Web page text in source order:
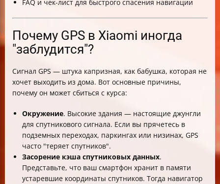
FAQ и чек-лист для быстрого спасения навигации
Почему GPS в Xiaomi иногда
"заблудится"?
Сигнал GPS — штука капризная, как бабушка, которая не
хочет выходить из дома. Вот основные причины,
почему он может сбиться с курса:
Окружение. Высокие здания — настоящие джунгли
для спутникового сигнала. Если вы прячетесь в
подземных переходах, паркингах или низинах, GPS
часто "теряет спутников".
Засорение кэша спутниковых данных.
Представьте, что ваш смартфон хранит в памяти
устаревшие координаты спутников. Тогда навигатор